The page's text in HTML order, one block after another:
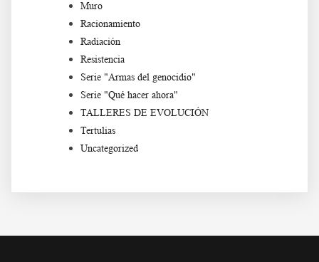
Muro
Racionamiento
Radiación
Resistencia
Serie "Armas del genocidio"
Serie "Qué hacer ahora"
TALLERES DE EVOLUCIÓN
Tertulias
Uncategorized